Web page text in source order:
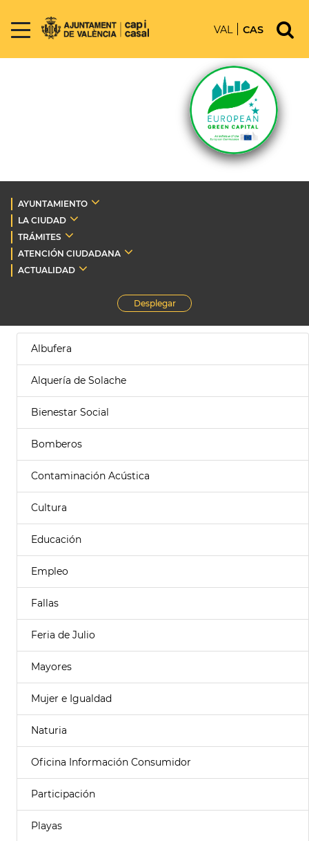
VAL CAS
AYUNTAMIENTO
LA CIUDAD
TRÁMITES
ATENCIÓN CIUDADANA
ACTUALIDAD
Desplegar
Albufera
Alquería de Solache
Bienestar Social
Bomberos
Contaminación Acústica
Cultura
Educación
Empleo
Fallas
Feria de Julio
Mayores
Mujer e Igualdad
Naturia
Oficina Información Consumidor
Participación
Playas